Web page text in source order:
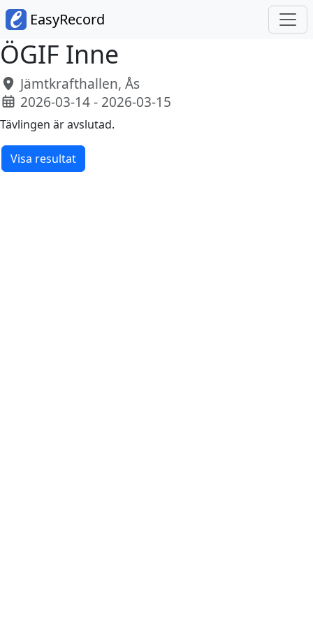
EasyRecord
ÖGIF Inne
Jämtkrafthallen, Ås
2026-03-14 - 2026-03-15
Tävlingen är avslutad.
Visa resultat